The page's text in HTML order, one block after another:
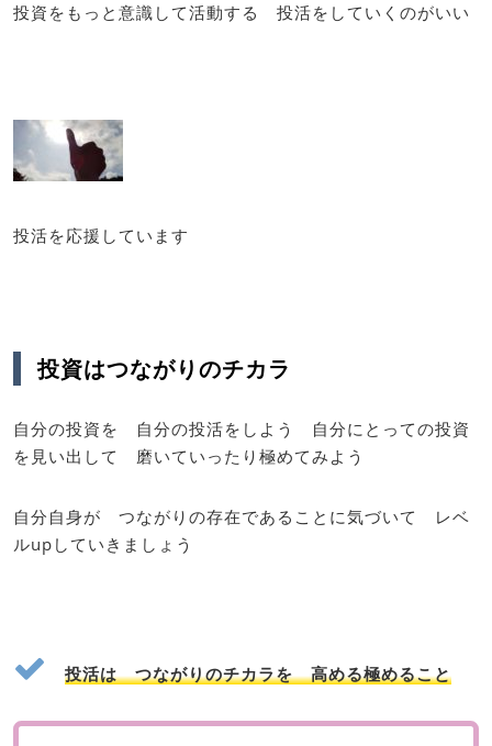
投資をもっと意識して活動する 投活をしていくのがいい
投活を応援しています
投資はつながりのチカラ
自分の投資を 自分の投活をしよう 自分にとっての投資
を見い出して 磨いていったり極めてみよう
自分自身が つながりの存在であることに気づいて レベ
ルupしていきましょう
投活は つながりのチカラを 高める極めること